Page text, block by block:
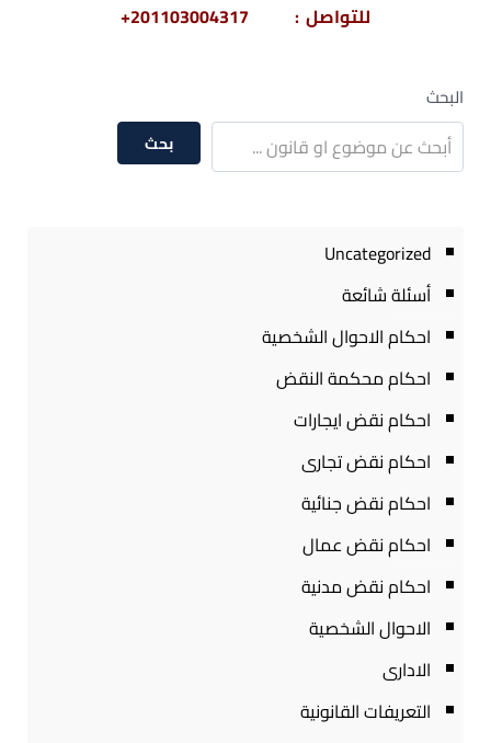
للتواصل : 201103004317+
البحث
بحث
Uncategorized
أسئلة شائعة
احكام الاحوال الشخصية
احكام محكمة النقض
احكام نقض ايجارات
احكام نقض تجارى
احكام نقض جنائية
احكام نقض عمال
احكام نقض مدنية
الاحوال الشخصية
الادارى
التعريفات القانونية